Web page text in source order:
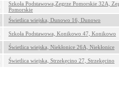
Szkoła Podstawowa,Zegrze Pomorskie 32A,
Pomorskie
Świetlica wiejska, Dunowo 16, Dunowo
Szkoła Podstawowa, Konikowo 47, Konikowo
Świetlica wiejska, Niekłonice 26A, Niekłonice
Świetlica wiejska, Strzekęcino 27, Strzekęcino